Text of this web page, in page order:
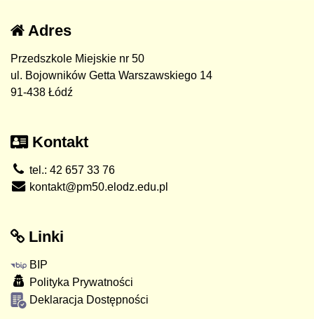
Adres
Przedszkole Miejskie nr 50
ul. Bojowników Getta Warszawskiego 14
91-438 Łódź
Kontakt
tel.: 42 657 33 76
kontakt@pm50.elodz.edu.pl
Linki
BIP
Polityka Prywatności
Deklaracja Dostępności